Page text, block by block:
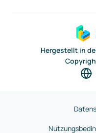
Hergestellt in